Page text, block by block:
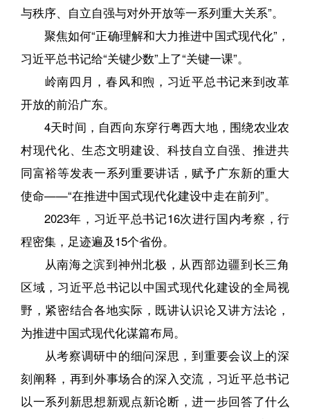
与秩序、自立自强与对外开放等一系列重大关系”。
聚焦如何“正确理解和大力推进中国式现代化”，
习近平总书记给“关键少数”上了“关键一课”。
岭南四月，春风和煦，习近平总书记来到改革
开放的前沿广东。
4天时间，自西向东穿行粤西大地，围绕农业农
村现代化、生态文明建设、科技自立自强、推进共
同富裕等发表一系列重要讲话，赋予广东新的重大
使命——“在推进中国式现代化建设中走在前列”。
2023年，习近平总书记16次进行国内考察，行
程密集，足迹遍及15个省份。
从南海之滨到神州北极，从西部边疆到长三角
区域，习近平总书记以中国式现代化建设的全局视
野，紧密结合各地实际，既讲认识论又讲方法论，
为推进中国式现代化谋篇布局。
从考察调研中的细问深思，到重要会议上的深
刻阐释，再到外事场合的深入交流，习近平总书记
以一系列新思想新观点新论断，进一步回答了什么